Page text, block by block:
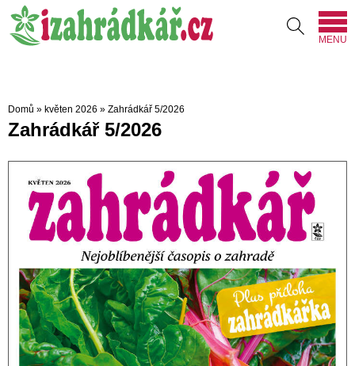
MENU
Domů » květen 2026 » Zahrádkář 5/2026
Zahrádkář 5/2026